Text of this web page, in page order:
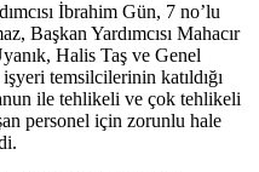
İbrahim Gün, 7 no’lu
Başkan Yardımcısı Mahacır
Halis Taş ve Genel
temsilcilerinin katıldığı
ile tehlikeli ve çok tehlikeli
personel için zorunlu hale